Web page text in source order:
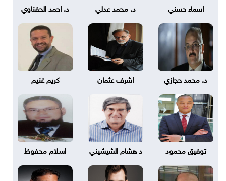
اسماء حسني د. محمد عدلي د. احمد الحفناوي
د. محمد حجازي اشرف عثمان كريم غنيم
توفيق محمود د هشام الشيشيني اسلام محفوظ